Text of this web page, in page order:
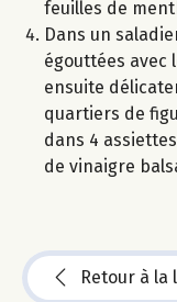
feuilles de
Dans un
égouttées avec
ensuite
quartiers de
dans 4
de vinaigre
Retour à la